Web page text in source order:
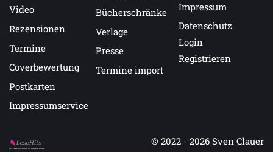
Video
Rezensionen
Termine
Coverbewertung
Postkarten
Impressumservice
Bücherschränke
Verlage
Presse
Termine import
Impressum
Datenschutz
Login
Registrieren
Auf LeseHits.de findest Du die besten Bücher.
© 2022 - 2026 Sven Clauer